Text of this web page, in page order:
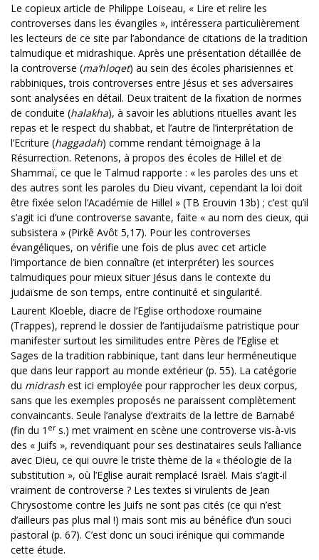
Le copieux article de Philippe Loiseau, « Lire et relire les
controverses dans les évangiles », intéressera particulièrement
les lecteurs de ce site par l’abondance de citations de la tradition
talmudique et midrashique. Après une présentation détaillée de
la controverse (ma’hloqet) au sein des écoles pharisiennes et
rabbiniques, trois controverses entre Jésus et ses adversaires
sont analysées en détail. Deux traitent de la fixation de normes
de conduite (halakha), à savoir les ablutions rituelles avant les
repas et le respect du shabbat, et l’autre de l’interprétation de
l’Ecriture (haggadah) comme rendant témoignage à la
Résurrection. Retenons, à propos des écoles de Hillel et de
Shammaï, ce que le Talmud rapporte : « les paroles des uns et
des autres sont les paroles du Dieu vivant, cependant la loi doit
être fixée selon l’Académie de Hillel » (TB Erouvin 13b) ; c’est qu’il
s’agit ici d’une controverse savante, faite « au nom des cieux, qui
subsistera » (Pirkê Avôt 5,17). Pour les controverses
évangéliques, on vérifie une fois de plus avec cet article
l’importance de bien connaître (et interpréter) les sources
talmudiques pour mieux situer Jésus dans le contexte du
judaïsme de son temps, entre continuité et singularité.
Laurent Kloeble, diacre de l’Eglise orthodoxe roumaine
(Trappes), reprend le dossier de l’antijudaïsme patristique pour
manifester surtout les similitudes entre Pères de l’Eglise et
Sages de la tradition rabbinique, tant dans leur herméneutique
que dans leur rapport au monde extérieur (p. 55). La catégorie
du midrash est ici employée pour rapprocher les deux corpus,
sans que les exemples proposés ne paraissent complètement
convaincants. Seule l’analyse d’extraits de la lettre de Barnabé
(fin du 1 ers.) met vraiment en scène une controverse vis-à-vis
des « Juifs », revendiquant pour ses destinataires seuls l’alliance
avec Dieu, ce qui ouvre le triste thème de la « théologie de la
substitution », où l’Eglise aurait remplacé Israël. Mais s’agit-il
vraiment de controverse ? Les textes si virulents de Jean
Chrysostome contre les Juifs ne sont pas cités (ce qui n’est
d’ailleurs pas plus mal !) mais sont mis au bénéfice d’un souci
pastoral (p. 67). C’est donc un souci irénique qui commande
cette étude.